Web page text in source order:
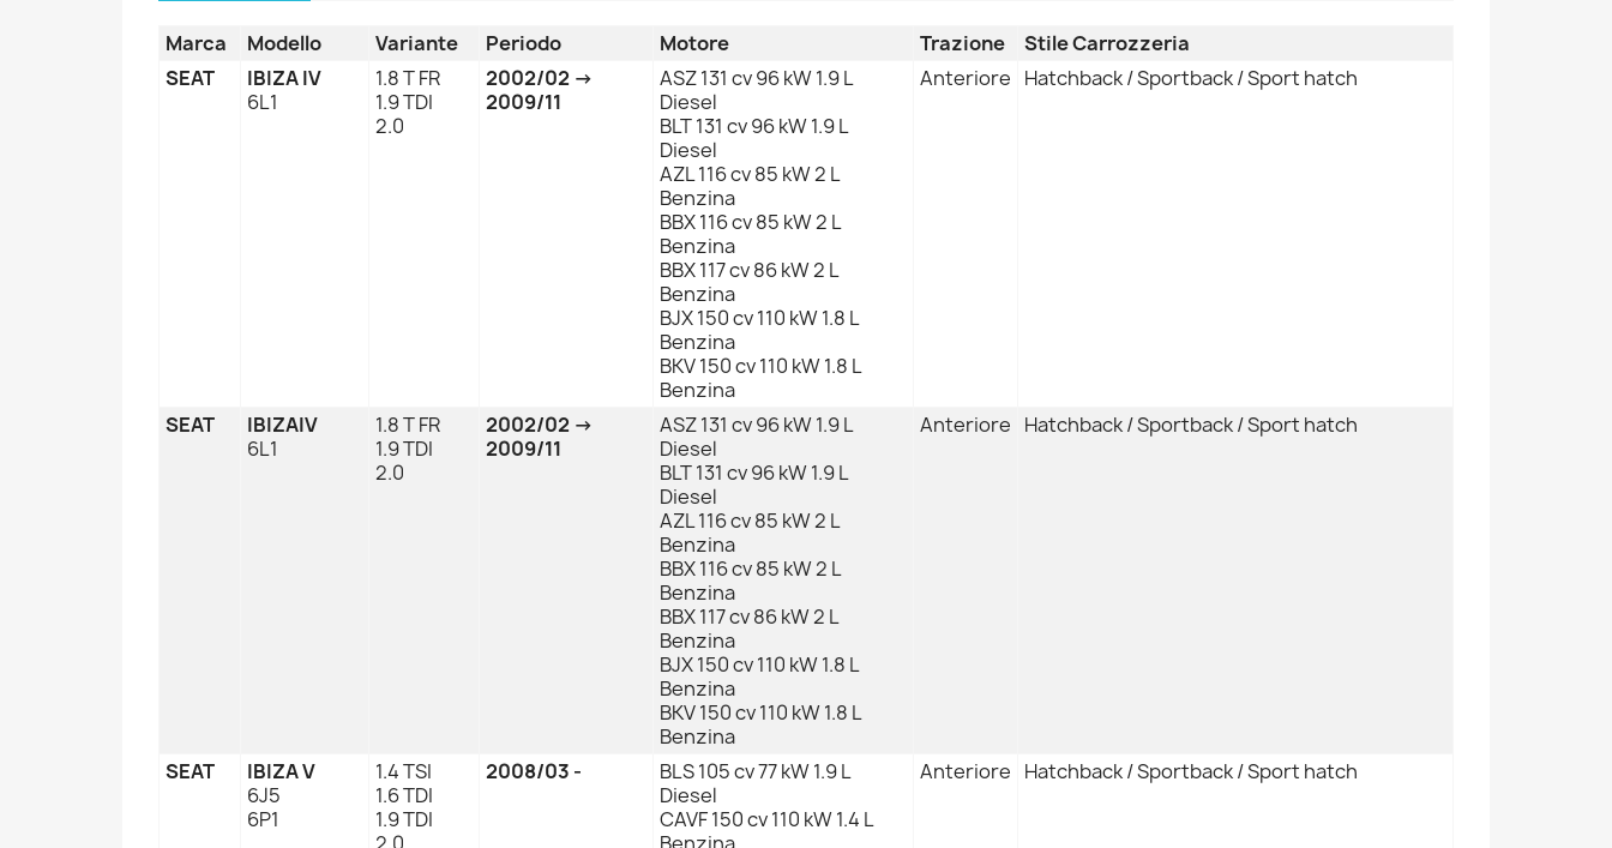
Marca Modello Variante Periodo Motore Trazione
Stile Carrozzeria
SEAT
IBIZA IV
6L1
1.8 T FR
1.9 TDI
2.0
2002/02 →
2009/11
ASZ 131 cv 96 kW 1.9 L
Diesel
BLT 131 cv 96 kW 1.9 L
Diesel
AZL 116 cv 85 kW 2 L
Benzina
BBX 116 cv 85 kW 2 L
Benzina
BBX 117 cv 86 kW 2 L
Benzina
BJX 150 cv 110 kW 1.8 L
Benzina
BKV 150 cv 110 kW 1.8 L
Benzina
Anteriore Hatchback / Sportback / Sport hatch
SEAT
IBIZAIV
6L1
1.8 T FR
1.9 TDI
2.0
2002/02 →
2009/11
ASZ 131 cv 96 kW 1.9 L
Diesel
BLT 131 cv 96 kW 1.9 L
Diesel
AZL 116 cv 85 kW 2 L
Benzina
BBX 116 cv 85 kW 2 L
Benzina
BBX 117 cv 86 kW 2 L
Benzina
BJX 150 cv 110 kW 1.8 L
Benzina
BKV 150 cv 110 kW 1.8 L
Benzina
Anteriore Hatchback / Sportback / Sport hatch
SEAT
IBIZA V
6J5
6P1
1.4 TSI
1.6 TDI
1.9 TDI
2008/03 -
BLS 105 cv 77 kW 1.9 L
Diesel
CAVF 150 cv 110 kW 1.4 L
Anteriore Hatchback / Sportback / Sport hatch